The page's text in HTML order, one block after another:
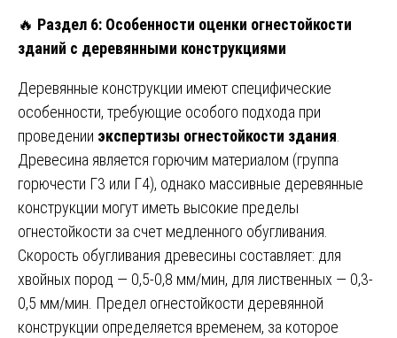
🔥 Раздел 6: Особенности оценки огнестойкости
зданий с деревянными конструкциями
Деревянные конструкции имеют специфические
особенности, требующие особого подхода при
проведении экспертизы огнестойкости здания
Древесина является горючим материалом (группа
горючести Г3 или Г4), однако массивные деревянные
конструкции могут иметь высокие пределы
огнестойкости за счет медленного обугливания.
Скорость обугливания древесины составляет: для
хвойных пород — 0,5-0,8 мм/мин, для лиственных — 0,3-
0,5 мм/мин. Предел огнестойкости деревянной
конструкции определяется временем, за которое